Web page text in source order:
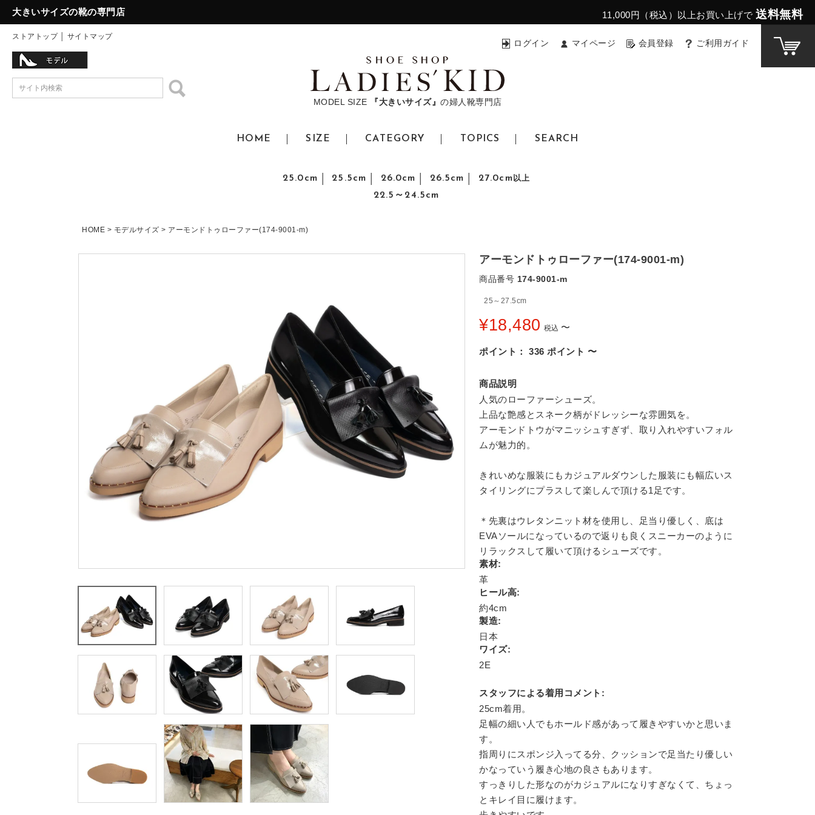
大きいサイズの靴の専門店 11,000円（税込）以上お買い上げで 送料無料
ストアトップ│ サイトマップ
MODEL SIZE 『大きいサイズ』 の婦人靴専門店
ログイン マイページ 会員登録 ご利用ガイド
HOME SIZE CATEGORY TOPICS SEARCH
25.0cm 25.5cm 26.0cm 26.5cm 27.0cm以上
22.5～24.5cm
HOME モデルサイズ アーモンドトゥローファー(174-9001-m)
アーモンドトゥローファー(174-9001-m)
商品番号 174-9001-m
25～27.5cm
¥18,480 税込 〜
ポイント： 336 ポイント 〜
商品説明
人気のローファーシューズ。
上品な艶感とスネーク柄がドレッシーな雰囲気を。
アーモンドトウがマニッシュすぎず、取り入れやすいフォル
ムが魅力的。
きれいめな服装にもカジュアルダウンした服装にも幅広いス
タイリングにプラスして楽しんで頂ける1足です。
＊先裏はウレタンニット材を使用し、足当り優しく、底は
EVAソールになっているので返りも良くスニーカーのように
リラックスして履いて頂けるシューズです。
素材:
革
ヒール高:
約4cm
製造:
日本
ワイズ:
2E
スタッフによる着用コメント:
25cm着用。
足幅の細い人でもホールド感があって履きやすいかと思いま
す。
指周りにスポンジ入ってる分、クッションで足当たり優しい
かなっていう履き心地の良さもあります。
すっきりした形なのがカジュアルになりすぎなくて、ちょっ
とキレイ目に履けます。